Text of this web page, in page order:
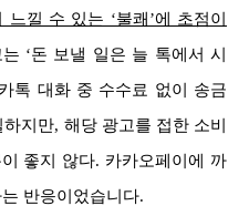
낄 수 있는 ‘불쾌’에 초점이
는 ‘돈 보낼 일은 늘 톡에서 시
톡 대화 중 수수료 없이 송금
지만, 해당 광고를 접한 소비
좋지 않다. 카카오페이에 까
반응이었습니다.